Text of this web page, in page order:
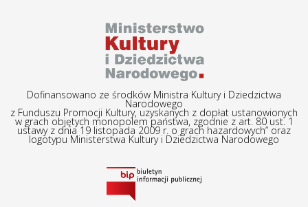
Dofinansowano ze środków Ministra Kultury i Dziedzictwa
Narodowego
z Funduszu Promocji Kultury, uzyskanych z dopłat ustanowionych
w grach objętych monopolem państwa, zgodnie z art. 80 ust. 1
ustawy z dnia 19 listopada 2009 r. o grach hazardowych” oraz
logotypu Ministerstwa Kultury i Dziedzictwa Narodowego